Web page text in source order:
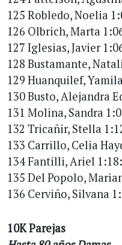
125 Robledo, Noelia
126 Olbrich, Marta
127 Iglesias, Javier
128 Bustamante,
129 Huanquilef,
130 Busto, Alejandra
131 Molina, Sandra
132 Tricañir, Stella
133 Carrillo, Celia
134 Fantilli, Ariel
135 Del Popolo,
136 Cerviño, Silvana
10K Parejas